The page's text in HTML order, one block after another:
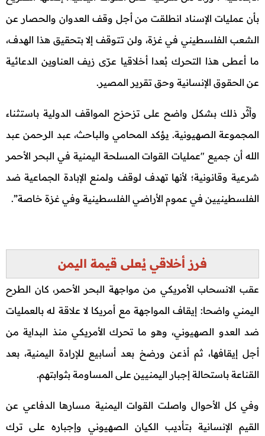
بأن عمليات الإسناد انطلقت من أجل وقف العدوان والحصار عن
الشعب الفلسطيني في غزة، ولن تتوقف إلا بتحقيق هذا الهدف،
ما أعطى هذا التحرك بُعدا أخلاقيا عرّى زيف العناوين الدعائية
عن الحقوق الإنسانية وحق تقرير المصير.
وأثّر ذلك بشكل واضح على تزحزح المواقف الدولية باستثناء
المجموعة الصهيونية. يؤكد المحامي والباحث، عبد الرحمن عبد
الله أن جميع "عمليات القوات المسلحة اليمنية في البحر الأحمر
شرعية وقانونية؛ لأنها تهدف لوقف ولمنع الإبادة الجماعية ضد
الفلسطينيين في عموم الأراضي الفلسطينية وفي غزة خاصة”.
فرز أخلاقي يُعلى قيمة اليمن
عقب الانسحاب الأمريكي من مواجهة البحر الأحمر، كان الطرح
اليمني واضحا: إيقاف المواجهة مع أمريكا لا علاقة له بالعمليات
ضد العدو الصهيوني، وهو ما تحرك الأمريكي منذ البداية من
أجل إيقافها، ثم أذعن ورضخ بعد أسابيع للإرادة اليمنية، بعد
القناعة باستحالة إجبار اليمنيين على المساومة بثوابتهم.
وفي كل الأحوال واصلت القوات اليمنية مسارها الدفاعي عن
القيم الإنسانية بتأديب الكيان الصهيوني وإجباره على ترك